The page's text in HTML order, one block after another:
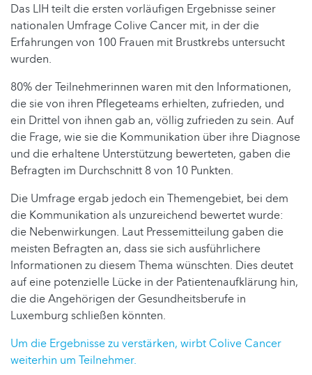
Das LIH teilt die ersten vorläufigen Ergebnisse seiner
nationalen Umfrage Colive Cancer mit, in der die
Erfahrungen von 100 Frauen mit Brustkrebs untersucht
wurden.
80% der Teilnehmerinnen waren mit den Informationen,
die sie von ihren Pflegeteams erhielten, zufrieden, und
ein Drittel von ihnen gab an, völlig zufrieden zu sein. Auf
die Frage, wie sie die Kommunikation über ihre Diagnose
und die erhaltene Unterstützung bewerteten, gaben die
Befragten im Durchschnitt 8 von 10 Punkten.
Die Umfrage ergab jedoch ein Themengebiet, bei dem
die Kommunikation als unzureichend bewertet wurde:
die Nebenwirkungen. Laut Pressemitteilung gaben die
meisten Befragten an, dass sie sich ausführlichere
Informationen zu diesem Thema wünschten. Dies deutet
auf eine potenzielle Lücke in der Patientenaufklärung hin,
die die Angehörigen der Gesundheitsberufe in
Luxemburg schließen könnten.
Um die Ergebnisse zu verstärken, wirbt Colive Cancer
weiterhin um Teilnehmer.